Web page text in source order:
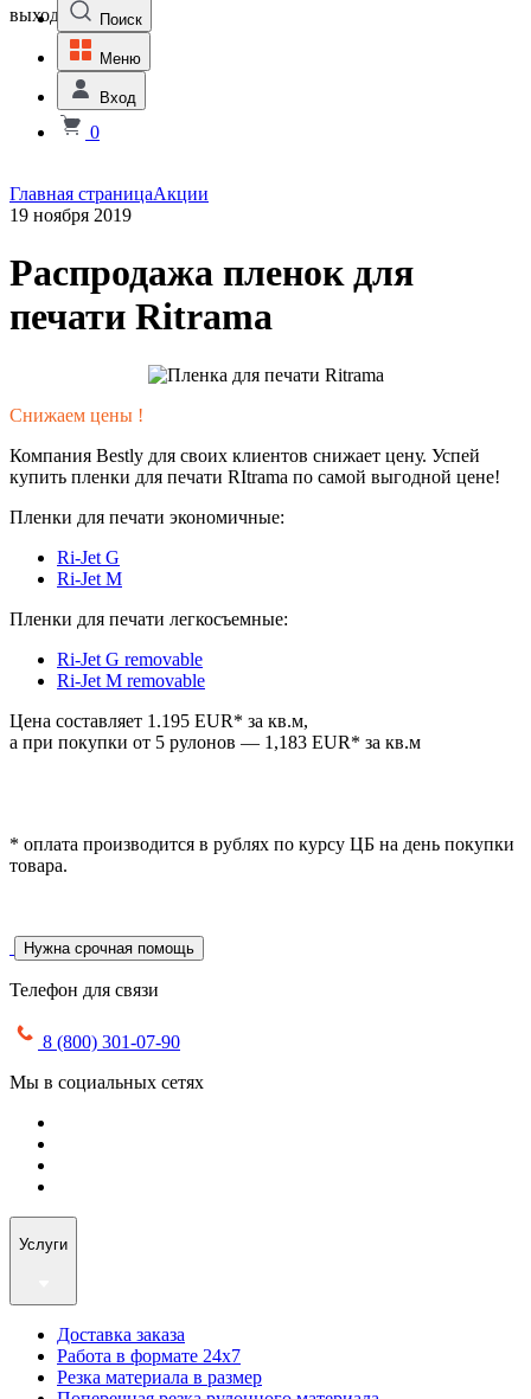
выходной Поиск
Меню
Вход
0
Главная страницаАкции
19 ноября 2019
Распродажа пленок для
печати Ritrama
Снижаем цены !
Компания Bestly для своих клиентов снижает цену. Успей
купить пленки для печати RItrama по самой выгодной цене!
Пленки для печати экономичные:
Ri-Jet G
Ri-Jet M
Пленки для печати легкосъемные:
Ri-Jet G removable
Ri-Jet M removable
Цена составляет 1.195 EUR* за кв.м,
а при покупки от 5 рулонов — 1,183 EUR* за кв.м
* оплата производится в рублях по курсу ЦБ на день покупки
товара.
Нужна срочная помощь
Телефон для связи
8 (800) 301-07-90
Мы в социальных сетях
Услуги
Доставка заказа
Работа в формате 24х7
Резка материала в размер